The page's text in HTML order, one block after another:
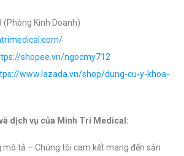
(Phòng Kinh Doanh)
shopee.vn/ngocmy712
www.lazada.vn/shop/dung-cu-y-khoa-
dịch vụ của Minh Trí Medical:
mô tả – Chúng tôi cam kết mang đến sản